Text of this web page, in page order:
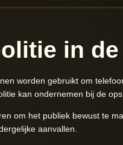
in
worden gebruikt om
kan ondernemen bij de
om het publiek bewust te
aanvallen.